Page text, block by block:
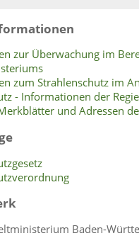
zur Überwachung im
zum Strahlenschutz im
- Informationen der
und Adressen
Baden-